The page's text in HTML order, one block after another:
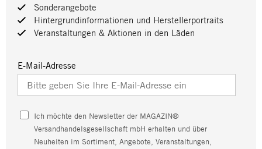
Sonderangebote
Hintergrundinformationen und Herstellerportraits
Veranstaltungen & Aktionen in den Läden
E-Mail-Adresse
Ich möchte den Newsletter der MAGAZIN®
Versandhandelsgesellschaft mbH erhalten und über
Neuheiten im Sortiment, Angebote, Veranstaltungen,